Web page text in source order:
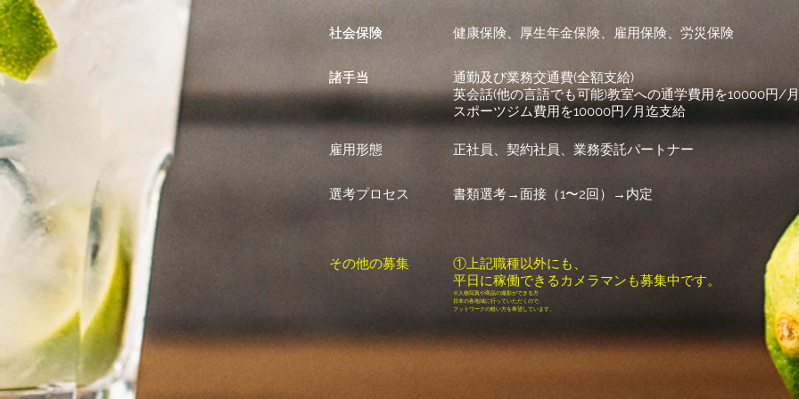
社会保険
社会保険 健康保険、厚生年金保険、雇用保険、労災保険
諸手当
諸手当
通勤及び業務交通費(全額支給)
英会話(他の言語でも可能)教室への通学費用を10000円/
​スポーツジム費用を10000円/月迄支給
雇用形態 正社員、契約社員、業務委託パートナー
選考プロセス 書類選考→面接（1〜2回）→内定
その他の募集
①上記職種以外にも、
平日に稼働できるカメラマンも募集中です。
※人物写真や商品の撮影ができる方
​日本の各地域に行っていただくので、
フットワークの軽い方を希望しています。